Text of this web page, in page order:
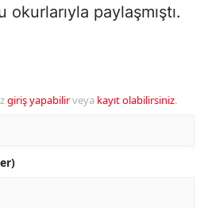
paylaşmıştı.
giriş yapabilirveya kayıt olabilirsiniz.